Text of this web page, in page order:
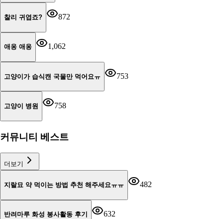
찰리 귀엽죠? 872
애옹 애옹 1,062
고양이가 습식캔 국물만 먹어요ㅠ 753
고양이 병원 758
커뮤니티 베스트
더보기
지랄묘 약 먹이는 방법 추천 해주세요ㅠㅠ 482
반려마루 화성 봉사활동 후기 632